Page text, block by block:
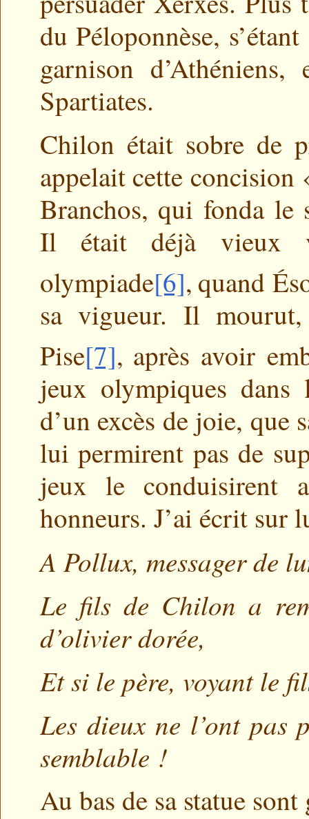
du Péloponnèse,
garnison
Spartiates.
Chilon était sobre de
appelait cette
Branchos, qui fonda le
Il était déjà vieux
olympiade[6], quand
sa vigueur. Il
Pise[7], après avoir
jeux olympiques
d’un excès de joie, que
lui permirent pas de
jeux le conduisirent
honneurs. J’ai écrit sur
A Pollux, messager de
Le fils de Chilon a
d’olivier dorée,
Et si le père, voyant le
Les dieux ne l’ont pas
semblable !
Au bas de sa statue